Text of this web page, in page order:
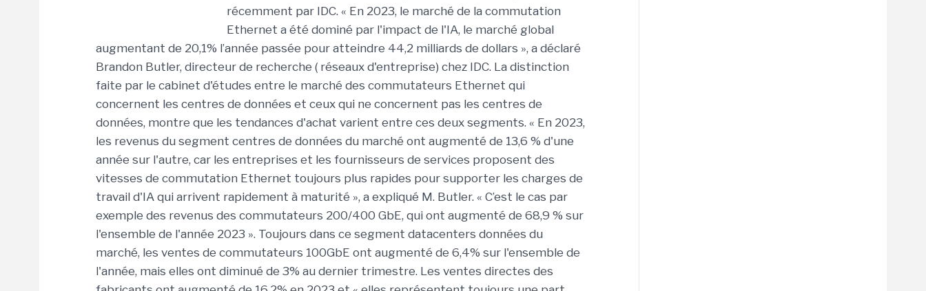
récemment par IDC. « En 2023, le marché de la commutation
Ethernet a été dominé par l'impact de l'IA, le marché global
augmentant de 20,1% l’année passée pour atteindre 44,2 milliards de dollars », a déclaré
Brandon Butler, directeur de recherche ( réseaux d'entreprise) chez IDC. La distinction
faite par le cabinet d'études entre le marché des commutateurs Ethernet qui
concernent les centres de données et ceux qui ne concernent pas les centres de
données, montre que les tendances d'achat varient entre ces deux segments. « En 2023,
les revenus du segment centres de données du marché ont augmenté de 13,6 % d'une
année sur l'autre, car les entreprises et les fournisseurs de services proposent des
vitesses de commutation Ethernet toujours plus rapides pour supporter les charges de
travail d'IA qui arrivent rapidement à maturité », a expliqué M. Butler. « C’est le cas par
exemple des revenus des commutateurs 200/400 GbE, qui ont augmenté de 68,9 % sur
l'ensemble de l'année 2023 ». Toujours dans ce segment datacenters données du
marché, les ventes de commutateurs 100GbE ont augmenté de 6,4% sur l'ensemble de
l'année, mais elles ont diminué de 3% au dernier trimestre. Les ventes directes des